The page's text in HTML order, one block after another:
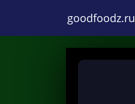
goodfoodz.ru